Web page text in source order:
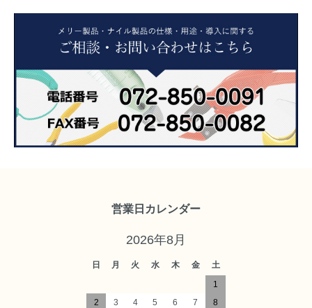
営業日カレンダー
2026年8月
日 月 火 水 木 金
土
1
2
3 4 5 6 7
8